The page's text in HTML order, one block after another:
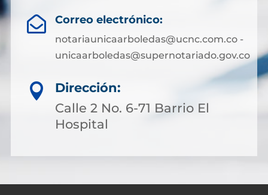
 Correo electrónico:
notariaunicaarboledas@ucnc.com.co -
unicaarboledas@supernotariado.gov.co

Dirección:
Calle 2 No. 6-71 Barrio El
Hospital